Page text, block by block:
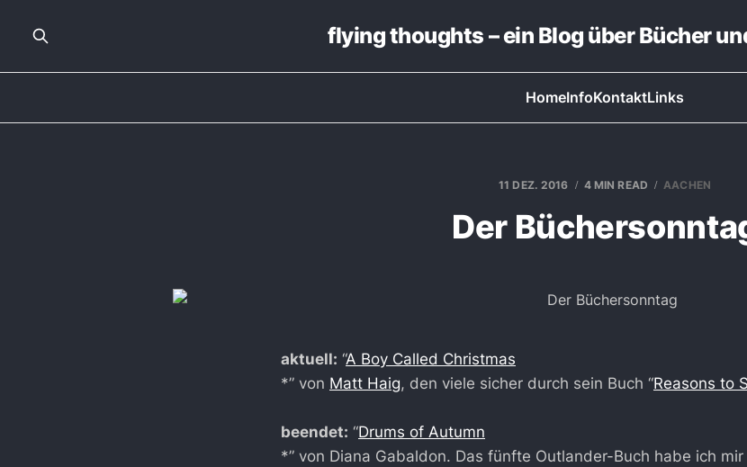
flying thoughts – ein Blog über Bücher
HomeInfoKontaktLinks
11 DEZ. 2016 4 MIN READ AACHEN
Der
aktuell: “A Boy Called Christmas
*” von Matt Haig, den viele sicher durch sein Buch “Reasons to
beendet: “Drums of Autumn
*” von Diana Gabaldon. Das fünfte Outlander-Buch habe ich